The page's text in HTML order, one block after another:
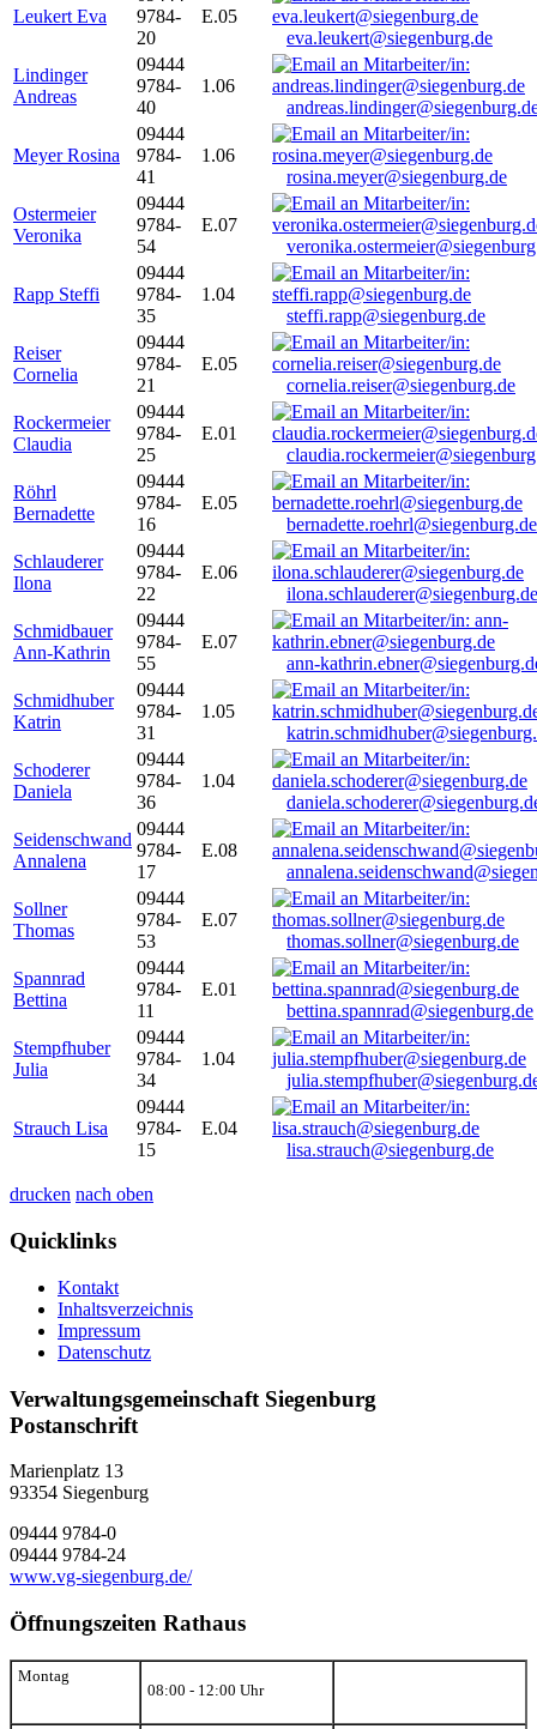
Leukert Eva
9784-
20
E.05
eva.leukert@siegenburg.de
Lindinger
Andreas
09444
9784-
40
1.06
Meyer Rosina
09444
9784-
41
1.06
rosina.meyer@siegenburg.de
Ostermeier
Veronika
09444
9784-
54
E.07
Rapp Steffi
09444
9784-
35
1.04
steffi.rapp@siegenburg.de
Reiser
Cornelia
09444
9784-
21
E.05
cornelia.reiser@siegenburg.de
Rockermeier
Claudia
09444
9784-
25
E.01
Röhrl
Bernadette
09444
9784-
16
E.05
bernadette.roehrl@siegenburg.de
Schlauderer
Ilona
09444
9784-
22
E.06
ilona.schlauderer@siegenburg.de
Schmidbauer
Ann-Kathrin
09444
9784-
55
E.07
ann-
Schmidhuber
Katrin
09444
9784-
31
1.05
Schoderer
Daniela
09444
9784-
36
1.04
Seidenschwand
Annalena
09444
9784-
17
E.08
Sollner
Thomas
09444
9784-
53
E.07
thomas.sollner@siegenburg.de
Spannrad
Bettina
09444
9784-
11
E.01
bettina.spannrad@siegenburg.de
Stempfhuber
Julia
09444
9784-
34
1.04
Strauch Lisa
09444
9784-
15
E.04
lisa.strauch@siegenburg.de
drucken nach oben
Quicklinks
Kontakt
Inhaltsverzeichnis
Impressum
Datenschutz
Verwaltungsgemeinschaft Siegenburg
Postanschrift
Marienplatz 13
93354 Siegenburg
09444 9784-0
09444 9784-24
www.vg-siegenburg.de/
Öffnungszeiten Rathaus
Montag
08:00 - 12:00 Uhr